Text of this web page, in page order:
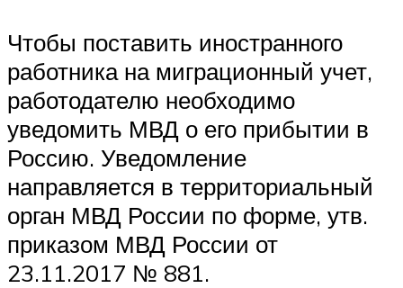
Чтобы поставить иностранного
работника на миграционный учет,
работодателю необходимо
уведомить МВД о его прибытии в
Россию. Уведомление
направляется в территориальный
орган МВД России по форме, утв.
приказом МВД России от
23.11.2017 № 881.